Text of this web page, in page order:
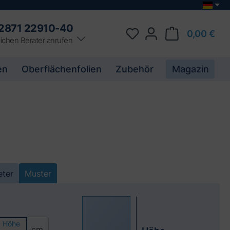
22910-40
Berater anrufen
0,00 €
Oberflächenfolien Zubehör Magazin
Muster
Höhe